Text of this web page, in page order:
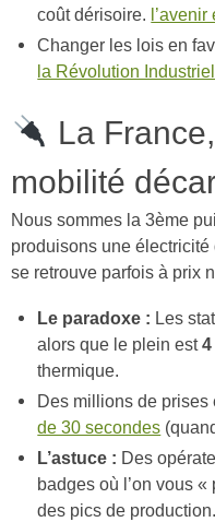
coût dérisoire.
Changer les lois en
la Révolution
La
mobilité
Nous sommes la 3ème
produisons une
se retrouve parfois à prix
Le paradoxe : Les
alors que le plein est
thermique.
Des millions de prises
de 30 secondes
L’astuce : Des
badges où l’on vous
des pics de production.